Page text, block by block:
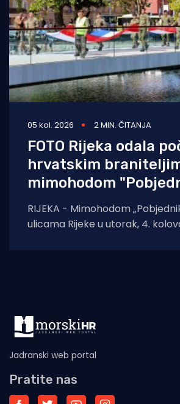
05 kol. 2026 2 MIN. ČITANJA
FOTO Rijeka odala
hrvatskim
mimohodom
RIJEKA - Mimohodom
ulicama Rijeke u utorak, 4.
Jadranski web portal
Pratite nas